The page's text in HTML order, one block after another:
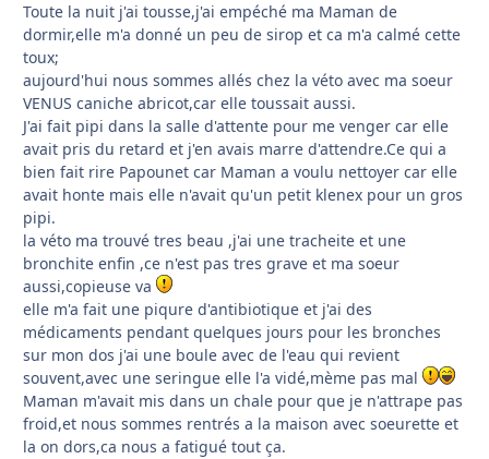
Toute la nuit j'ai tousse,j'ai empéché ma Maman de
dormir,elle m'a donné un peu de sirop et ca m'a calmé cette
toux;
aujourd'hui nous sommes allés chez la véto avec ma soeur
VENUS caniche abricot,car elle toussait aussi.
J'ai fait pipi dans la salle d'attente pour me venger car elle
avait pris du retard et j'en avais marre d'attendre.Ce qui a
bien fait rire Papounet car Maman a voulu nettoyer car elle
avait honte mais elle n'avait qu'un petit klenex pour un gros
pipi.
la véto ma trouvé tres beau ,j'ai une tracheite et une
bronchite enfin ,ce n'est pas tres grave et ma soeur
aussi,copieuse va
elle m'a fait une piqure d'antibiotique et j'ai des
médicaments pendant quelques jours pour les bronches
sur mon dos j'ai une boule avec de l'eau qui revient
souvent,avec une seringue elle l'a vidé,mème pas mal
Maman m'avait mis dans un chale pour que je n'attrape pas
froid,et nous sommes rentrés a la maison avec soeurette et
la on dors,ca nous a fatigué tout ça.